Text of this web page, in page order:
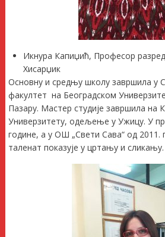
Икнура Капиџић, Професор
Хисарџик
Основну и средњу школу завршила у
факултет на Београдском
Пазару. Мастер студије завршила на
Универзитету, одељење у Ужицу. У
године, а у ОШ „Свети Сава“ од 2011.
таленат показује у цртању и сликању.